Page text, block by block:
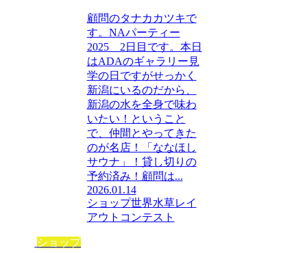
顧問のタナカカツキで
す。NAパーティー
2025 2日目です。本日
はADAのギャラリー見
学の日ですがせっかく
新潟にいるのだから、
新潟の水を全身で味わ
いたい！ということ
で、仲間とやってきた
のが名店！「ななほし
サウナ」！貸し切りの
予約済み！顧問は...
2026.01.14
ショップ世界水草レイ
アウトコンテスト
ショップ